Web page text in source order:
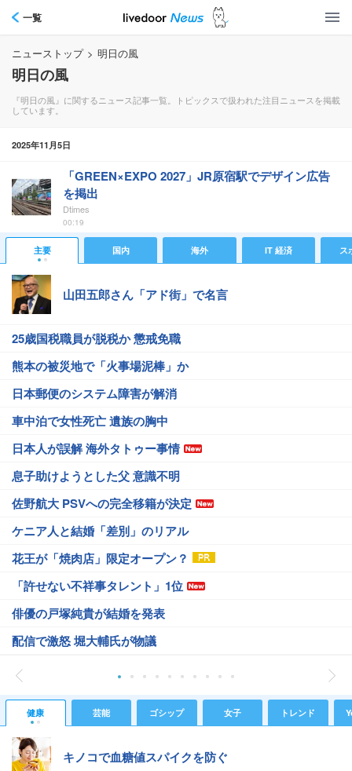
一覧
ニューストップ > 明日の風
明日の風
『明日の風』に関するニュース記事一覧。トピックスで扱われた注目ニュースを掲載
しています。
2025年11月5日
「GREEN×EXPO 2027」JR原宿駅でデザイン広告
を掲出
Dtimes
00:19
主要 国内 海外 IT 経済 ス
山田五郎さん「アド街」で名言
25歳国税職員が脱税か 懲戒免職
熊本の被災地で「火事場泥棒」か
日本郵便のシステム障害が解消
車中泊で女性死亡 遺族の胸中
日本人が誤解 海外タトゥー事情
息子助けようとした父 意識不明
佐野航大 PSVへの完全移籍が決定
ケニア人と結婚「差別」のリアル
花王が「焼肉店」限定オープン？
「許せない不祥事タレント」1位
俳優の戸塚純貴が結婚を発表
配信で激怒 堀大輔氏が物議
健康 芸能 ゴシップ 女子 トレンド
キノコで血糖値スパイクを防ぐ